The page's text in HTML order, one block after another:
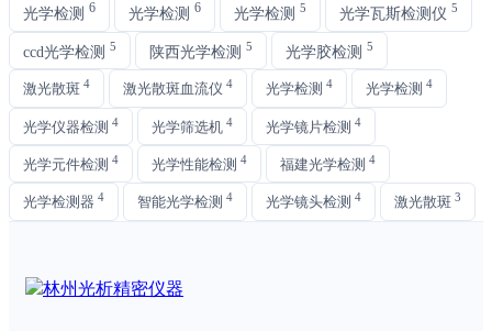
光学检测 6 光学检测 6 光学检测 5 光学瓦斯检测仪 5
ccd光学检测 5 陕西光学检测 5 光学胶检测 5
激光散斑 4 激光散斑血流仪 4 光学检测 4 光学检测 4
光学仪器检测 4 光学筛选机 4 光学镜片检测 4
光学元件检测 4 光学性能检测 4 福建光学检测 4
光学检测器 4 智能光学检测 4 光学镜头检测 4 激光散斑 3